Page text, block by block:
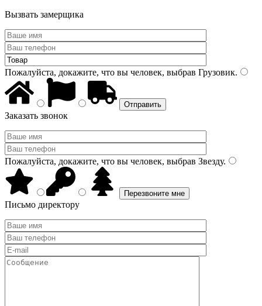
Вызвать замерщика
Пожалуйста, докажите, что вы человек, выбрав Грузовик.
Заказать звонок
Пожалуйста, докажите, что вы человек, выбрав Звезду.
Письмо директору